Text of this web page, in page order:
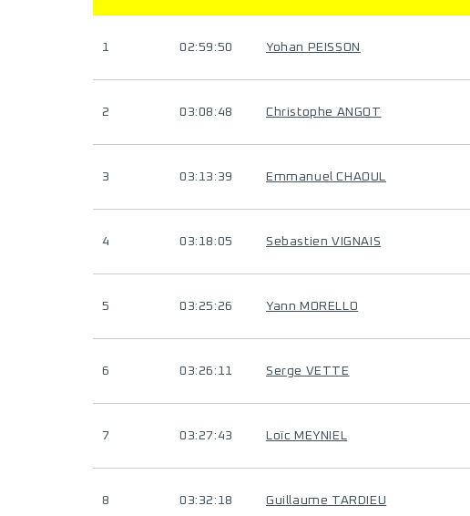
1 02:59:50 Yohan PEISSON
2 03:08:48 Christophe ANGOT
3 03:13:39 Emmanuel CHAOUL
4 03:18:05 Sebastien VIGNAIS
5 03:25:26 Yann MORELLO
6 03:26:11 Serge VETTE
7 03:27:43 Loïc MEYNIEL
8 03:32:18 Guillaume TARDIEU